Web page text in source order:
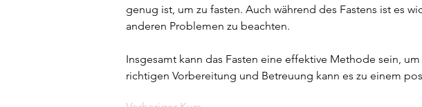
genug ist, um zu fasten. Auch während des Fastens ist es
anderen Problemen zu beachten.
Insgesamt kann das Fasten eine effektive Methode sein,
richtigen Vorbereitung und Betreuung kann es zu einem